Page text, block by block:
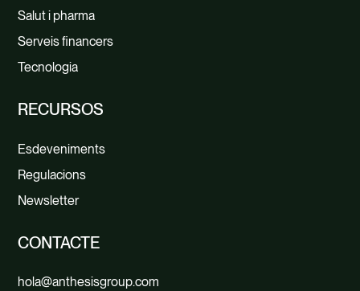
Salut i pharma
Serveis financers
Tecnologia
RECURSOS
Esdeveniments
Regulacions
Newsletter
CONTACTE
hola@anthesisgroup.com